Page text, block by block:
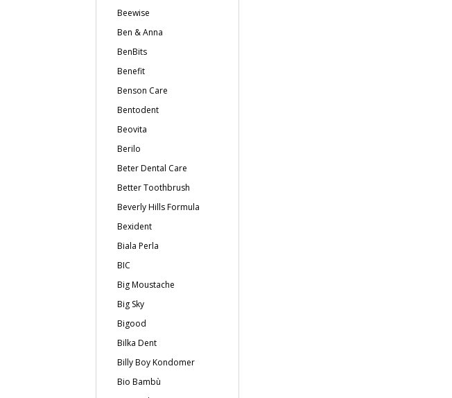
Beewise
Ben & Anna
BenBits
Benefit
Benson Care
Bentodent
Beovita
Berilo
Beter Dental Care
Better Toothbrush
Beverly Hills Formula
Bexident
Biala Perla
BIC
Big Moustache
Big Sky
Bigood
Bilka Dent
Billy Boy Kondomer
Bio Bambù